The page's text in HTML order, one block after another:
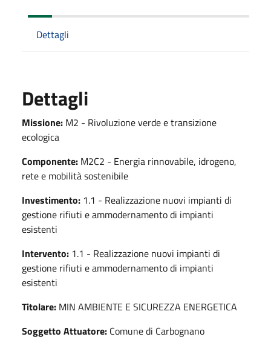
Dettagli
Dettagli
Missione: M2 - Rivoluzione verde e transizione
ecologica
Componente: M2C2 - Energia rinnovabile, idrogeno,
rete e mobilità sostenibile
Investimento: 1.1 - Realizzazione nuovi impianti di
gestione rifiuti e ammodernamento di impianti
esistenti
Intervento: 1.1 - Realizzazione nuovi impianti di
gestione rifiuti e ammodernamento di impianti
esistenti
Titolare: MIN AMBIENTE E SICUREZZA ENERGETICA
Soggetto Attuatore: Comune di Carbognano